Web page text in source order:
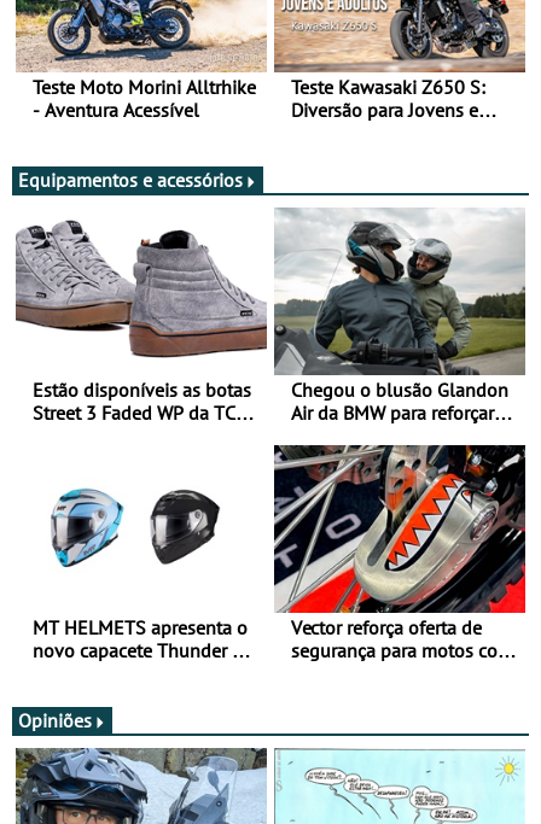
Teste Moto Morini Alltrhike
- Aventura Acessível
Teste Kawasaki Z650 S:
Diversão para Jovens e
Equipamentos e acessórios
Estão disponíveis as botas
Street 3 Faded WP da TCX
Chegou o blusão Glandon
Air da BMW para reforçar
verão
MT HELMETS apresenta o
novo capacete Thunder 4 R
Vector reforça oferta de
segurança para motos com
Opiniões